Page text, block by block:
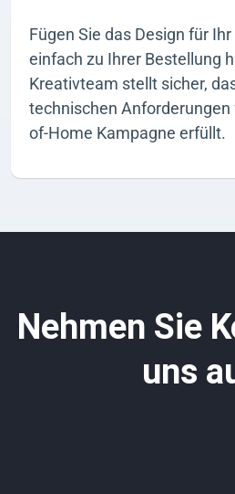
Fügen Sie das Design für
einfach zu Ihrer Bestellung
Kreativteam stellt sicher,
technischen Anforderungen
of-Home Kampagne erfüllt.
Nehmen Sie
uns